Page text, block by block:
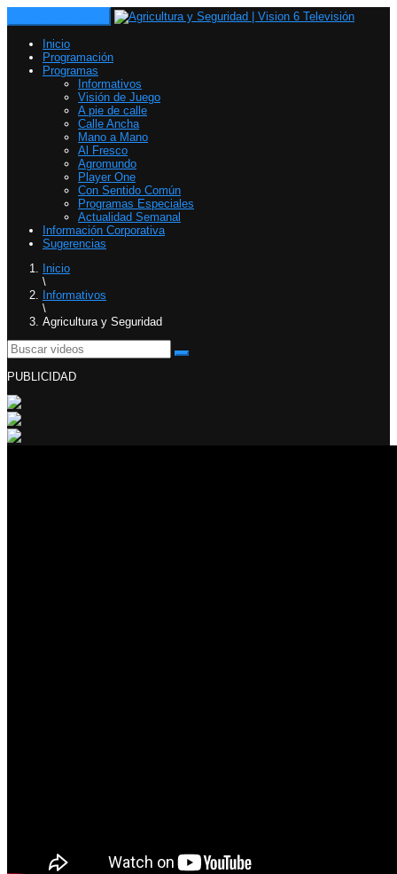
Inicio
Programación
Programas
Informativos
Visión de Juego
A pie de calle
Calle Ancha
Mano a Mano
Al Fresco
Agromundo
Player One
Con Sentido Común
Programas Especiales
Actualidad Semanal
Información Corporativa
Sugerencias
Inicio
\
Informativos
\
Agricultura y Seguridad
PUBLICIDAD